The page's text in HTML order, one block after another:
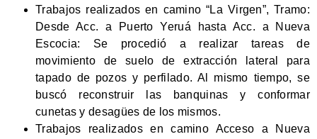
Trabajos realizados en camino “La Virgen”, Tramo:
Desde Acc. a Puerto Yeruá hasta Acc. a Nueva
Escocia: Se procedió a realizar tareas de
movimiento de suelo de extracción lateral para
tapado de pozos y perfilado. Al mismo tiempo, se
buscó reconstruir las banquinas y conformar
cunetas y desagües de los mismos.
Trabajos realizados en camino Acceso a Nueva